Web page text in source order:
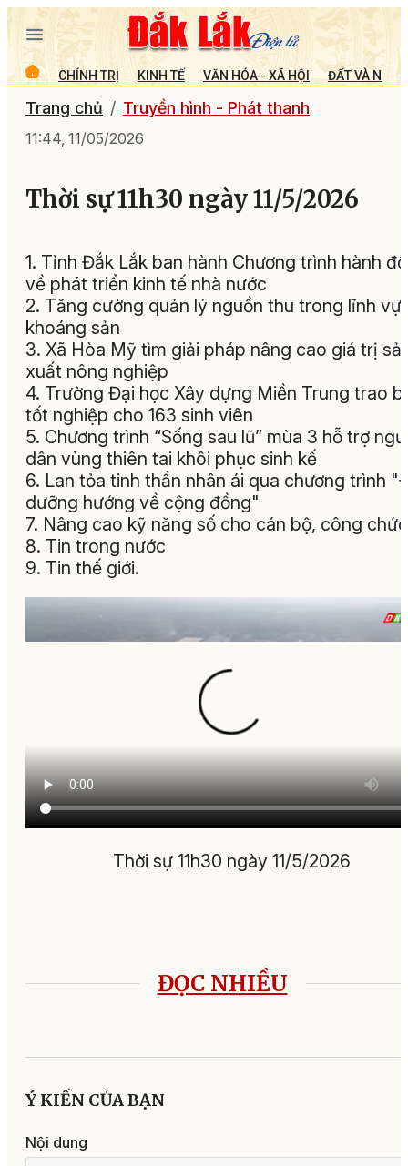
CHÍNH TRỊ KINH TẾ VĂN HÓA - XÃ HỘI ĐẤT VÀ
Trang chủ Truyền hình - Phát thanh
11:44, 11/05/2026
Thời sự 11h30 ngày 11/5/2026
1. Tỉnh Đắk Lắk ban hành Chương trình hành
về phát triển kinh tế nhà nước
2. Tăng cường quản lý nguồn thu trong lĩnh
khoáng sản
3. Xã Hòa Mỹ tìm giải pháp nâng cao giá trị
xuất nông nghiệp
4. Trường Đại học Xây dựng Miền Trung trao
tốt nghiệp cho 163 sinh viên
5. Chương trình “Sống sau lũ” mùa 3 hỗ trợ
dân vùng thiên tai khôi phục sinh kế
6. Lan tỏa tinh thần nhân ái qua chương trình
dưỡng hướng về cộng đồng"
7. Nâng cao kỹ năng số cho cán bộ, công chức
8. Tin trong nước
9. Tin thế giới.
Thời sự 11h30 ngày 11/5/2026
ĐỌC NHIỀU
Ý KIẾN CỦA BẠN
Nội dung